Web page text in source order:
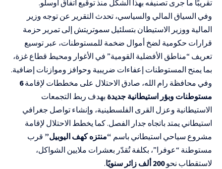
تقريبًا ما جرى تصنيفه بهذا الشكل منذ توقيع اتفاق أوسلو.
وفي السياق المالي والسياسي، تحدث التقرير عن توجه وزير
المالية ووزير الاستيطان بتسلئيل سموتريتش إلى تمرير حزمة
قرارات حكومية لضخ أموال ضخمة للمستوطنات، عبر توسيع
تعريف “مناطق الأفضلية القومية” في الأغوار ومحيط قطاع غزة،
بما يمنح المستوطنات إعفاءات ضريبية وحوافز وموازنات إضافية.
وفي محافظة رام الله، صادق الاحتلال على مخططات لإقامة6
مستوطنات وبؤر استيطانية جديدة بهدف ربط التجمعات
الاستيطانية وعزل القرى الفلسطينية، وإنشاء تواصل جغرافي
استيطاني يمتد باتجاه جدار الفصل. كما يخطط الاحتلال لإقامة
مشروع سياحي استيطاني باسم “منتزه كهف اليوبيل” قرب
مستوطنة “عوفرا”، بكلفة تُقدّر بعشرات ملايين الشواكل،
لاستقطاب نحو200 ألف زائر سنويًا
.